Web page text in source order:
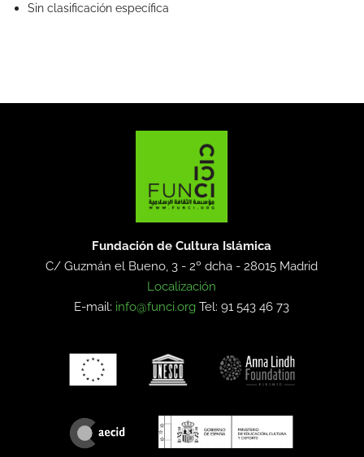
Sin clasificación específica
Fundación de Cultura Islámica
C/ Guzmán el Bueno, 3 - 2º dcha -28015 Madrid
Localización
E-mail: info@funci.org Tel: 91 543 46 73